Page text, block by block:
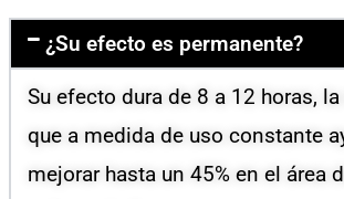
¿Su efecto es permanente?
Su efecto dura de 8 a 12 horas,
que a medida de uso constante
mejorar hasta un 45% en el área